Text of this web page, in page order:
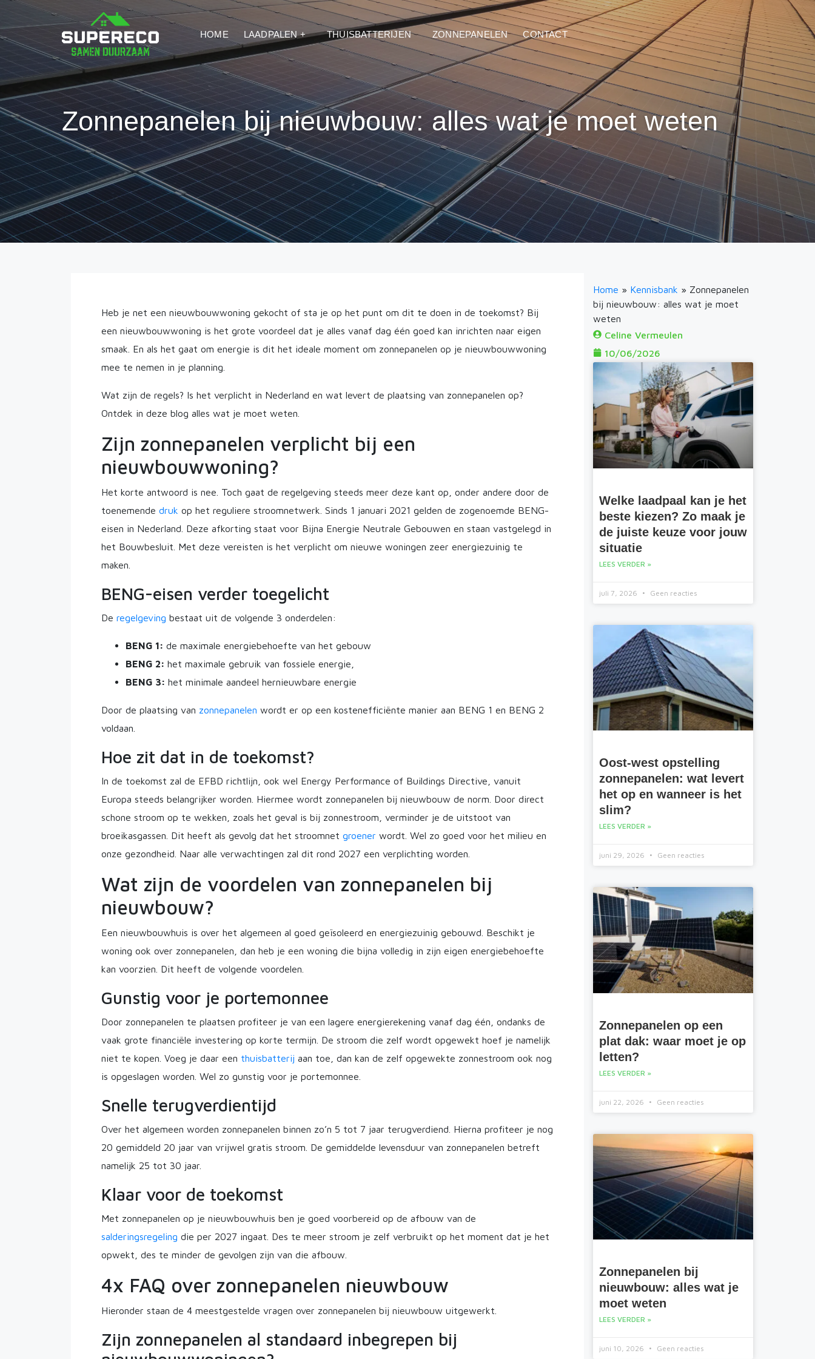
HOME LAADPALEN + THUISBATTERIJEN ZONNEPANELEN CONTACT
Zonnepanelen bij nieuwbouw: alles wat je moet weten
Heb je net een nieuwbouwwoning gekocht of sta je op het punt om dit te doen in de toekomst? Bij
een nieuwbouwwoning is het grote voordeel dat je alles vanaf dag één goed kan inrichten naar eigen
smaak. En als het gaat om energie is dit het ideale moment om zonnepanelen op je nieuwbouwwoning
mee te nemen in je planning.
Wat zijn de regels? Is het verplicht in Nederland en wat levert de plaatsing van zonnepanelen op?
Ontdek in deze blog alles wat je moet weten.
Zijn zonnepanelen verplicht bij een
nieuwbouwwoning?
Het korte antwoord is nee. Toch gaat de regelgeving steeds meer deze kant op, onder andere door de
toenemende druk op het reguliere stroomnetwerk. Sinds 1 januari 2021 gelden de zogenoemde BENG-
eisen in Nederland. Deze afkorting staat voor Bijna Energie Neutrale Gebouwen en staan vastgelegd in
het Bouwbesluit. Met deze vereisten is het verplicht om nieuwe woningen zeer energiezuinig te
maken.
BENG-eisen verder toegelicht
De regelgeving bestaat uit de volgende 3 onderdelen:
BENG 1: de maximale energiebehoefte van het gebouw
BENG 2: het maximale gebruik van fossiele energie,
BENG 3: het minimale aandeel hernieuwbare energie
Door de plaatsing van zonnepanelen wordt er op een kostenefficiënte manier aan BENG 1 en BENG 2
voldaan.
Hoe zit dat in de toekomst?
In de toekomst zal de EFBD richtlijn, ook wel Energy Performance of Buildings Directive, vanuit
Europa steeds belangrijker worden. Hiermee wordt zonnepanelen bij nieuwbouw de norm. Door direct
schone stroom op te wekken, zoals het geval is bij zonnestroom, verminder je de uitstoot van
broeikasgassen. Dit heeft als gevolg dat het stroomnet groener wordt. Wel zo goed voor het milieu en
onze gezondheid. Naar alle verwachtingen zal dit rond 2027 een verplichting worden.
Wat zijn de voordelen van zonnepanelen bij
nieuwbouw?
Een nieuwbouwhuis is over het algemeen al goed geïsoleerd en energiezuinig gebouwd. Beschikt je
woning ook over zonnepanelen, dan heb je een woning die bijna volledig in zijn eigen energiebehoefte
kan voorzien. Dit heeft de volgende voordelen.
Gunstig voor je portemonnee
Door zonnepanelen te plaatsen profiteer je van een lagere energierekening vanaf dag één, ondanks de
vaak grote financiële investering op korte termijn. De stroom die zelf wordt opgewekt hoef je namelijk
niet te kopen. Voeg je daar een thuisbatterij aan toe, dan kan de zelf opgewekte zonnestroom ook nog
is opgeslagen worden. Wel zo gunstig voor je portemonnee.
Snelle terugverdientijd
Over het algemeen worden zonnepanelen binnen zo’n 5 tot 7 jaar terugverdiend. Hierna profiteer je nog
20 gemiddeld 20 jaar van vrijwel gratis stroom. De gemiddelde levensduur van zonnepanelen betreft
namelijk 25 tot 30 jaar.
Klaar voor de toekomst
Met zonnepanelen op je nieuwbouwhuis ben je goed voorbereid op de afbouw van de
salderingsregeling die per 2027 ingaat. Des te meer stroom je zelf verbruikt op het moment dat je het
opwekt, des te minder de gevolgen zijn van die afbouw.
4x FAQ over zonnepanelen nieuwbouw
Hieronder staan de 4 meestgestelde vragen over zonnepanelen bij nieuwbouw uitgewerkt.
Zijn zonnepanelen al standaard inbegrepen bij
Home » Kennisbank » Zonnepanelen
bij nieuwbouw: alles wat je moet
weten
Celine Vermeulen
10/06/2026
Welke laadpaal kan je het
beste kiezen? Zo maak je
de juiste keuze voor jouw
situatie
LEES VERDER »
juli 7, 2026 Geen reacties
Oost-west opstelling
zonnepanelen: wat levert
het op en wanneer is het
slim?
LEES VERDER »
juni 29, 2026 Geen reacties
Zonnepanelen op een
plat dak: waar moet je op
letten?
LEES VERDER »
juni 22, 2026 Geen reacties
Zonnepanelen bij
nieuwbouw: alles wat je
moet weten
LEES VERDER »
juni 10, 2026 Geen reacties